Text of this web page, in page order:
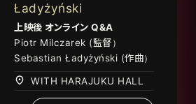
Ładyżyński
上映後 オンライン Q&A
Piotr Milczarek (監督）
Sebastian Ładyżyński (作曲）
WITH HARAJUKU HALL